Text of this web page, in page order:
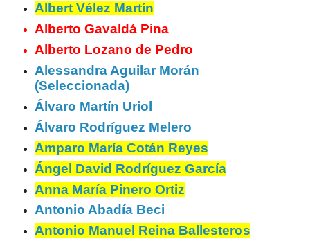
Albert Vélez Martín
Alberto Gavaldá Pina
Alberto Lozano de Pedro
Alessandra Aguilar Morán
(Seleccionada)
Álvaro Martín Uriol
Álvaro Rodríguez Melero
Amparo María Cotán Reyes
Ángel David Rodríguez García
Anna María Pinero Ortiz
Antonio Abadía Beci
Antonio Manuel Reina Ballesteros